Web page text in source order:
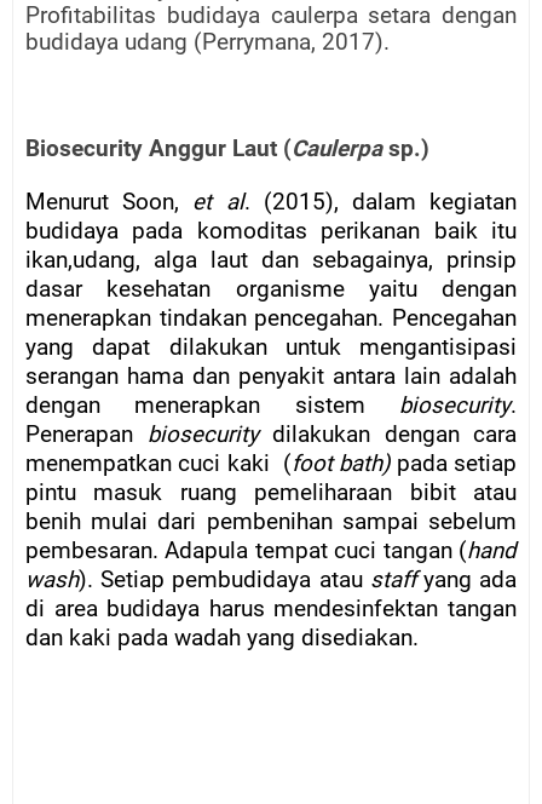
Profitabilitas budidaya caulerpa setara dengan
budidaya udang (Perrymana, 2017).
Biosecurity Anggur Laut (Caulerpasp.)
Menurut Soon, et al. (2015), dalam kegiatan
budidaya pada komoditas perikanan baik itu
ikan,udang, alga laut dan sebagainya, prinsip
dasar kesehatan organisme yaitu dengan
menerapkan tindakan pencegahan. Pencegahan
yang dapat dilakukan untuk mengantisipasi
serangan hama dan penyakit antara lain adalah
dengan menerapkan sistem biosecurity.
Penerapan biosecuritydilakukan dengan cara
menempatkan cuci kaki (foot bath)pada setiap
pintu masuk ruang pemeliharaan bibit atau
benih mulai dari pembenihan sampai sebelum
pembesaran. Adapula tempat cuci tangan (hand
wash). Setiap pembudidaya atau staffyang ada
di area budidaya harus mendesinfektan tangan
dan kaki pada wadah yang disediakan.